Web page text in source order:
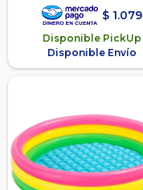
$ 1.079
Disponible PickUp
Disponible Envío